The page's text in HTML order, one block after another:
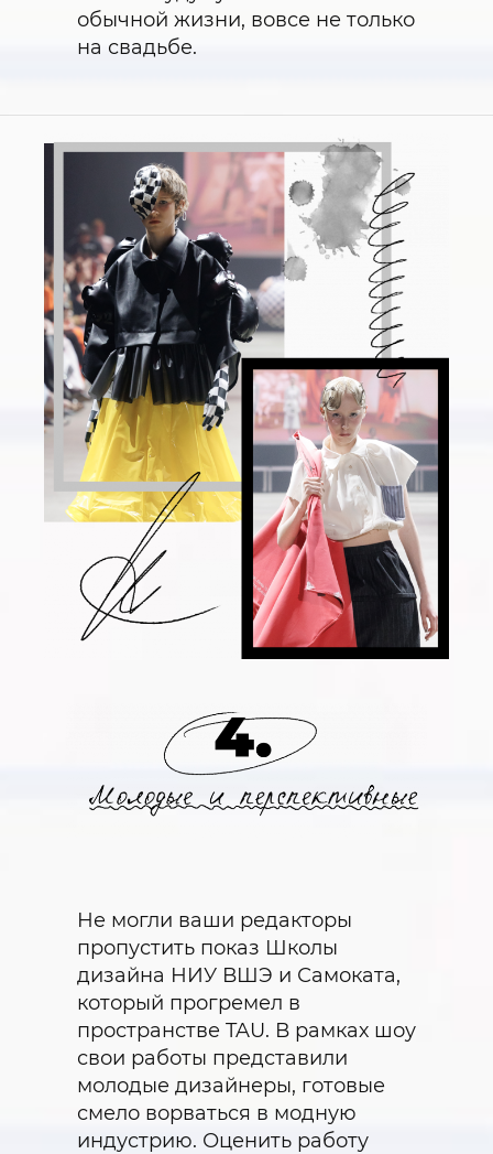
обычной жизни, вовсе не только
на свадьбе.
Не могли ваши редакторы
пропустить показ Школы
дизайна НИУ ВШЭ и Самоката,
который прогремел в
пространстве TAU. В рамках шоу
свои работы представили
молодые дизайнеры, готовые
смело ворваться в модную
индустрию. Оценить работу